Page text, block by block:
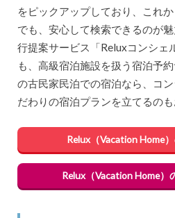
をピックアップしており、これ
でも、安心して検索できるのが
行提案サービス「Reluxコンシェ
も、高級宿泊施設を扱う宿泊予
の古民家民泊での宿泊なら、コ
だわりの宿泊プランを立てるのも
Relux（Vacation Home
Relux（Vacation Home）